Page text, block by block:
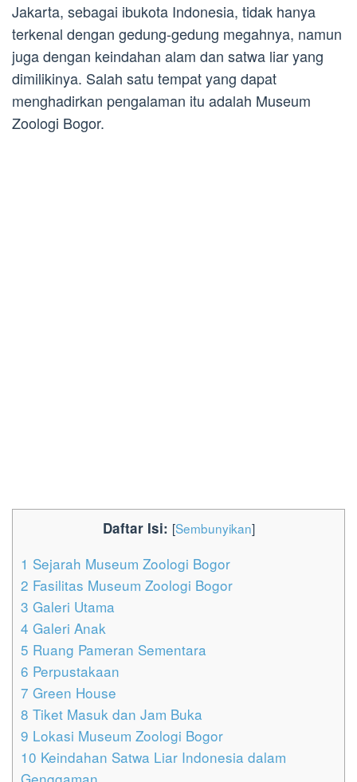
Jakarta, sebagai ibukota Indonesia, tidak hanya
terkenal dengan gedung-gedung megahnya, namun
juga dengan keindahan alam dan satwa liar yang
dimilikinya. Salah satu tempat yang dapat
menghadirkan pengalaman itu adalah Museum
Zoologi Bogor.
Daftar Isi: [Sembunyikan]
1 Sejarah Museum Zoologi Bogor
2 Fasilitas Museum Zoologi Bogor
3 Galeri Utama
4 Galeri Anak
5 Ruang Pameran Sementara
6 Perpustakaan
7 Green House
8 Tiket Masuk dan Jam Buka
9 Lokasi Museum Zoologi Bogor
10 Keindahan Satwa Liar Indonesia dalam